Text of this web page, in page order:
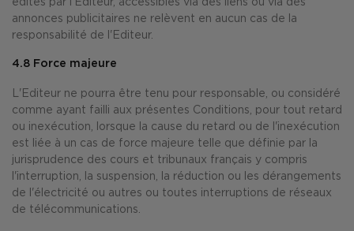
annonces publicitaires ne relèvent en aucun cas de la
responsabilité de l'Editeur.
4.8 Force majeure
L'Editeur ne pourra être tenu pour responsable, ou considéré
comme ayant failli aux présentes Conditions, pour tout retard
ou inexécution, lorsque la cause du retard ou de l'inexécution
est liée à un cas de force majeure telle que définie par la
jurisprudence des cours et tribunaux français y compris
l'interruption, la suspension, la réduction ou les dérangements
de l'électricité ou autres ou toutes interruptions de réseaux
de télécommunications.